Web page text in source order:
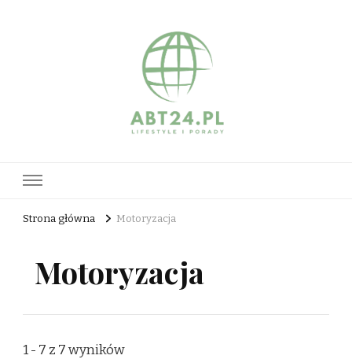
Strona główna Motoryzacja
Motoryzacja
1 - 7 z 7 wyników